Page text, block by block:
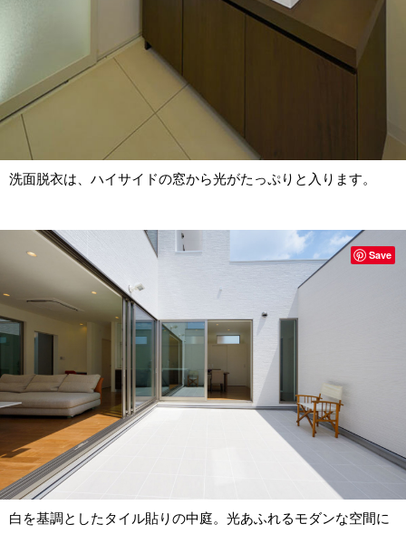
洗面脱衣は、ハイサイドの窓から光がたっぷりと入ります。
白を基調としたタイル貼りの中庭。光あふれるモダンな空間に
Save